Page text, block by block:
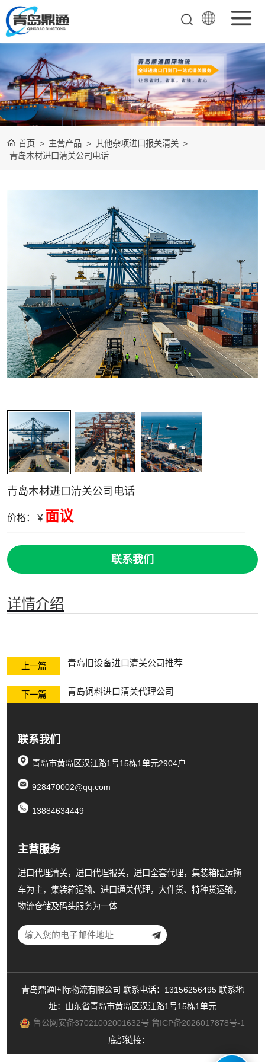
首页 > 主营产品 > 其他杂项进口报关清关 >
青岛木材进口清关公司电话
青岛木材进口清关公司电话
价格：￥ 面议
联系我们
详情介绍
上一篇 青岛旧设备进口清关公司推荐
下一篇 青岛饲料进口清关代理公司
联系我们
青岛市黄岛区汉江路1号15栋1单元2904户
928470002@qq.com
13884634449
主营服务
进口代理清关，进口代理报关，进口全套代理，集装箱陆运拖
车为主，集装箱运输、进口通关代理，大件货、特种货运输，
物流仓储及码头服务为一体
青岛鼎通国际物流有限公司 联系电话：13156256495 联系地
址：山东省青岛市黄岛区汉江路1号15栋1单元
鲁公网安备37021002001632号 鲁ICP备2026017878号-1
底部链接：
矿产品进口报关
清关
农副产品进口报
关清关
水产冻品进口报
关
化妆品进口报关
其他杂项进口报